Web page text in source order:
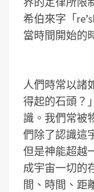
希伯來字「
當時間開始的
人們時常以諸
得起的石頭？
識。我們常被
們除了認識這
但是神能超越
成宇宙一切的
間、時間、距